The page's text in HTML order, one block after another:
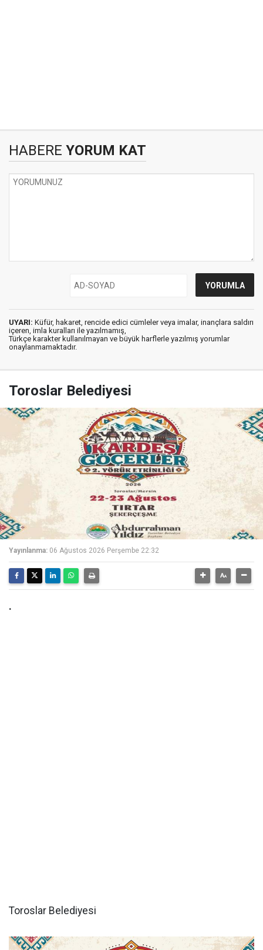
HABERE YORUM KAT
UYARI: Küfür, hakaret, rencide edici cümleler veya imalar, inançlara saldırı
içeren, imla kuralları ile yazılmamış,
Türkçe karakter kullanılmayan ve büyük harflerle yazılmış yorumlar
onaylanmamaktadır.
Toroslar Belediyesi
Yayınlanma: 06 Ağustos 2026 Perşembe 22:32
.
Toroslar Belediyesi